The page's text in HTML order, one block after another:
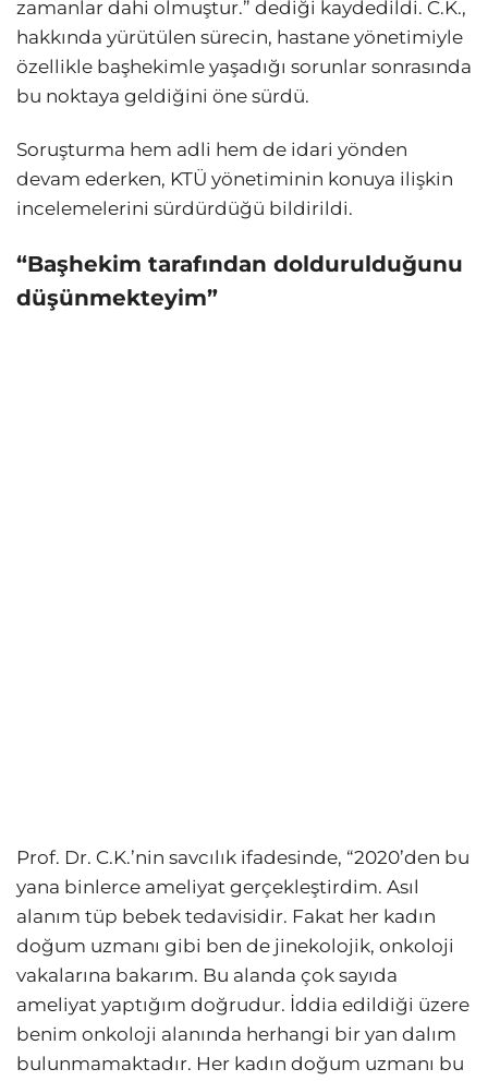
zamanlar dahi olmuştur.” dediği kaydedildi. C.K.,
hakkında yürütülen sürecin, hastane yönetimiyle
özellikle başhekimle yaşadığı sorunlar sonrasında
bu noktaya geldiğini öne sürdü.
Soruşturma hem adli hem de idari yönden
devam ederken, KTÜ yönetiminin konuya ilişkin
incelemelerini sürdürdüğü bildirildi.
“Başhekim tarafından doldurulduğunu
düşünmekteyim”
Prof. Dr. C.K.’nin savcılık ifadesinde, “2020’den bu
yana binlerce ameliyat gerçekleştirdim. Asıl
alanım tüp bebek tedavisidir. Fakat her kadın
doğum uzmanı gibi ben de jinekolojik, onkoloji
vakalarına bakarım. Bu alanda çok sayıda
ameliyat yaptığım doğrudur. İddia edildiği üzere
benim onkoloji alanında herhangi bir yan dalım
bulunmamaktadır. Her kadın doğum uzmanı bu